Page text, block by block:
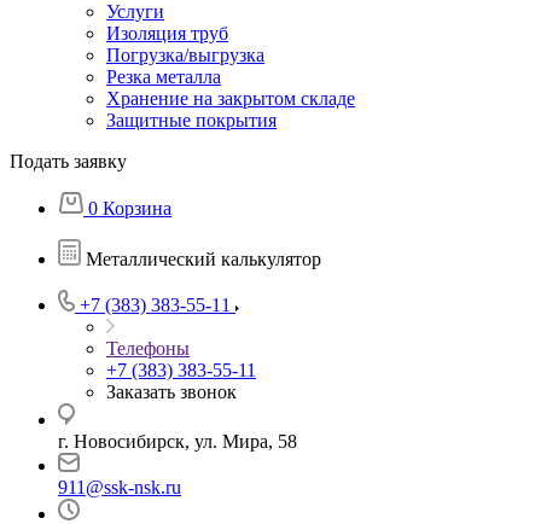
Услуги
Изоляция труб
Погрузка/выгрузка
Резка металла
Хранение на закрытом складе
Защитные покрытия
Подать заявку
0 Корзина
Металлический калькулятор
+7 (383) 383-55-11
Телефоны
+7 (383) 383-55-11
Заказать звонок
г. Новосибирск, ул. Мира, 58
911@ssk-nsk.ru